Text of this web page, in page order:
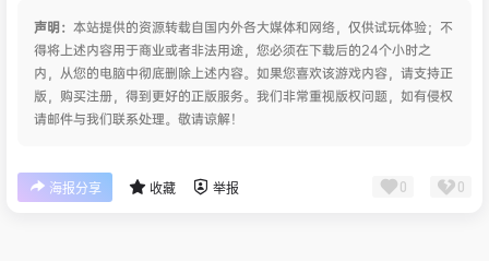
声明： 本站提供的资源转载自国内外各大媒体和网络，仅供试玩体验；不
得将上述内容用于商业或者非法用途，您必须在下载后的24个小时之
内，从您的电脑中彻底删除上述内容。如果您喜欢该游戏内容，请支持正
版，购买注册，得到更好的正版服务。我们非常重视版权问题，如有侵权
请邮件与我们联系处理。敬请谅解！
海报分享 收藏 举报 0 0